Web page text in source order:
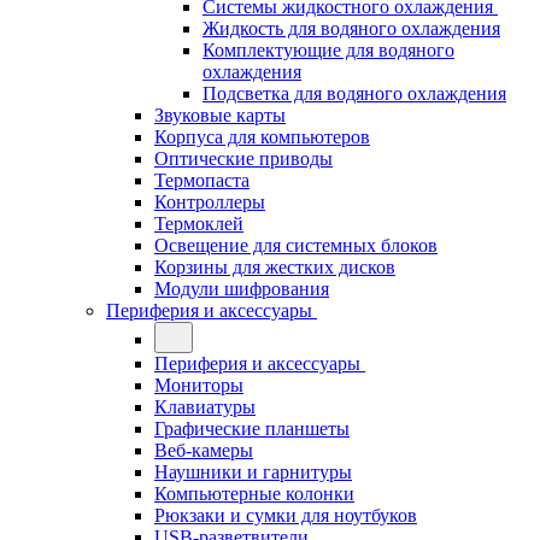
Системы жидкостного охлаждения
Жидкость для водяного охлаждения
Комплектующие для водяного
охлаждения
Подсветка для водяного охлаждения
Звуковые карты
Корпуса для компьютеров
Оптические приводы
Термопаста
Контроллеры
Термоклей
Освещение для системных блоков
Корзины для жестких дисков
Модули шифрования
Периферия и аксессуары
Периферия и аксессуары
Мониторы
Клавиатуры
Графические планшеты
Веб-камеры
Наушники и гарнитуры
Компьютерные колонки
Рюкзаки и сумки для ноутбуков